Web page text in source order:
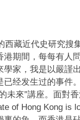
西藏近代史研究搜
期間，每每有人
家，我是以嚴謹
经发生过的事件
未來”講座。面對
of Hong Kong is